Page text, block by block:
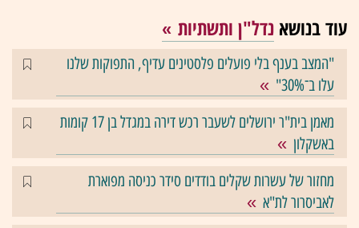
עוד בנושא נדל"ן ותשתיות
"המצב בענף בלי פועלים פלסטינים עדיף, התפוקות שלנו
עלו ב־30%"
מאמן בית"ר ירושלים לשעבר רכש דירה במגדל בן 17 קומות
באשקלון
מחזור של עשרות שקלים בודדים סידר כניסה מפוארת
לאביסרור לת"א